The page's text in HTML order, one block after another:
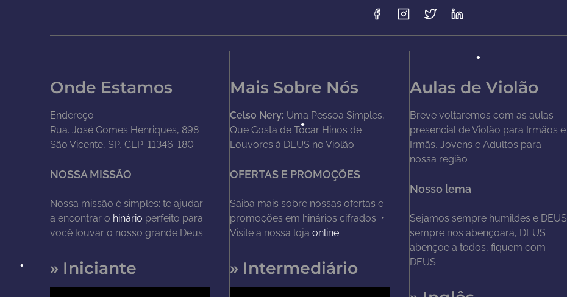
Onde Estamos
Endereço
Rua. José Gomes Henriques, 898
São Vicente, SP, CEP: 11346-180
NOSSA MISSÃO
Nossa missão é simples: te ajudar
a encontrar o hinário perfeito para
você louvar o nosso grande Deus.
» Iniciante
Mais Sobre Nós
Celso Nery: Uma Pessoa Simples,
Que Gosta de Tocar Hinos de
Louvores à DEUS no Violão.
OFERTAS E PROMOÇÕES
Saiba mais sobre nossas ofertas e
promoções em hinários cifrados ‣
Visite a nossa loja online
» Intermediário
Aulas de Violão
Breve voltaremos com as aulas
presencial de Violão para Irmãos e
Irmãs, Jovens e Adultos para
nossa região
Nosso lema
Sejamos sempre humildes e DEUS
sempre nos abençoará, DEUS
abençoe a todos, fiquem com
DEUS
•